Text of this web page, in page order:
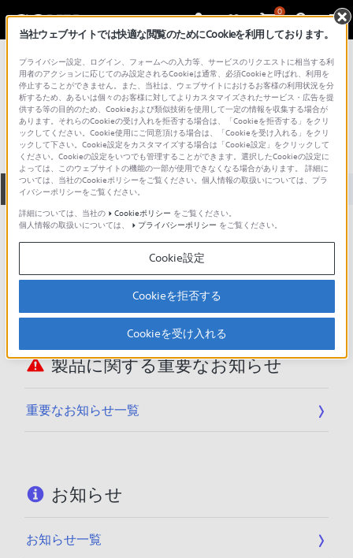
0
総合サポート・お問い合わせ メモリースティック
MSX-M1GS
全て ダウンロード 取扱説明書 Q&A
製品に関する重要なお知らせ
お知らせ
動画でサポートご利用にあたってのお願い
サポート動画をご利用の際にはソーシャ
ルメディア利用規約をご確認ください。
製品に関する重要なお知らせ
重要なお知らせ一覧
お知らせ
お知らせ一覧
当社ウェブサイトでは快適な閲覧のためにCookieを利用しております。
プライバシー設定、ログイン、フォームへの入力等、サービスのリクエストに相当する利
用者のアクションに応じてのみ設定されるCookieは通常、必須Cookieと呼ばれ、利用を
停止することができません。また、当社は、ウェブサイトにおけるお客様の利用状況を分
析するため、あるいは個々のお客様に対してよりカスタマイズされたサービス・広告を提
供する等の目的のため、Cookieおよび類似技術を使用して一定の情報を収集する場合が
あります。それらのCookieの受け入れを拒否する場合は、「Cookieを拒否する」をクリ
ックしてください。Cookie使用にご同意頂ける場合は、「Cookieを受け入れる」をクリ
ックして下さい。Cookie設定をカスタマイズする場合は「Cookie設定」をクリックして
ください。Cookieの設定をいつでも管理することができます。選択したCookieの設定に
よっては、このウェブサイトの機能の一部が使用できなくなる場合があります。 詳細に
ついては、当社のCookieポリシーをご覧ください。個人情報の取扱いについては、プラ
イバシーポリシーをご覧ください。
詳細については、当社の
Cookieポリシー をご覧ください。
個人情報の取扱いについては、
プライバシーポリシー をご覧ください。
Cookie設定
Cookieを拒否する
Cookieを受け入れる